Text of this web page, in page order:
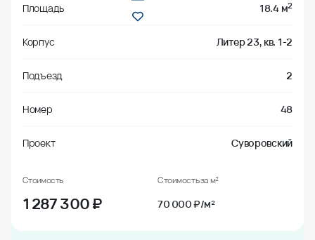
Площадь 18.4 м2
Корпус Литер 23, кв. 1-2
Подъезд 2
Номер 48
Проект Суворовский
Стоимость
1 287 300₽
Стоимость за м²
70 000 ₽/м²